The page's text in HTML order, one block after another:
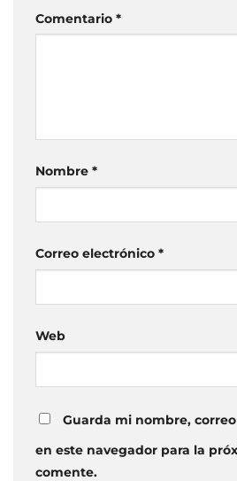
Comentario *
Nombre *
Correo electrónico *
Web
Guarda mi nombre,
en este navegador para la
comente.